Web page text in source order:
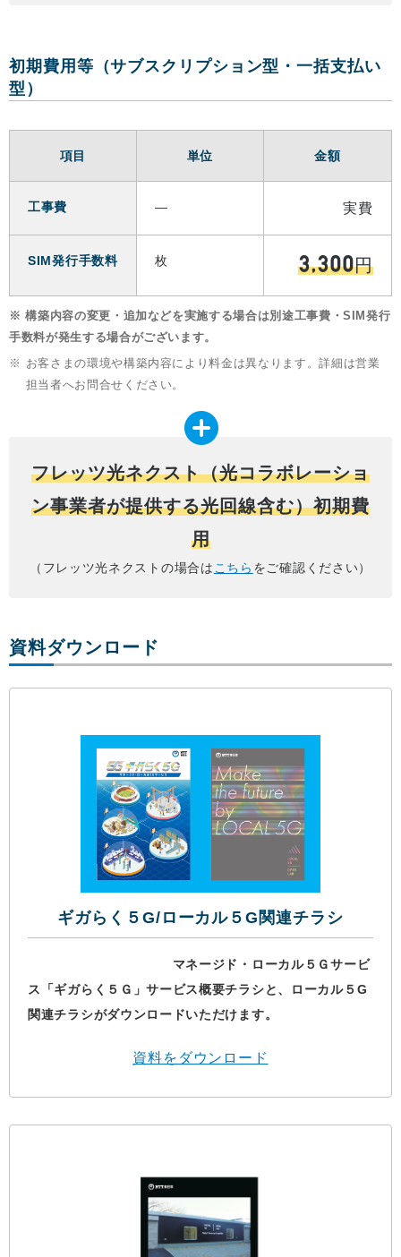
初期費用等（サブスクリプション型・一括支払い
型）
項目 単位 金額
工事費 ― 実費
SIM発行手数料 枚 3,300円
※ 構築内容の変更・追加などを実施する場合は別途工事費・SIM発行
手数料が発生する場合がございます。
※ お客さまの環境や構築内容により料金は異なります。詳細は営業
担当者へお問合せください。
フレッツ光ネクスト（光コラボレーショ
ン事業者が提供する光回線含む）初期費
用
（フレッツ光ネクストの場合は こちら をご確認ください）
資料ダウンロード
ギガらく５G/ローカル５G関連チラシ
マネージド・ローカル５Ｇサービ
ス「ギガらく５Ｇ」サービス概要チラシと、ローカル５G
関連チラシがダウンロードいただけます。
資料をダウンロード